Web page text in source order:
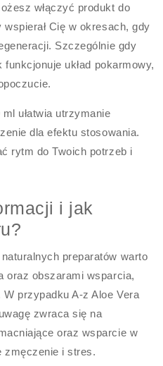
włączyć produkt do
Cię w okresach, gdy
Szczególnie gdy
układ pokarmowy,
ułatwia utrzymanie
dla efektu stosowania.
rytm do Twoich potrzeb i
i jak
preparatów warto
oraz obszarami wsparcia,
przypadku A-z Aloe Vera
zwraca się na
oraz wsparcie w
zmęczenie i stres.